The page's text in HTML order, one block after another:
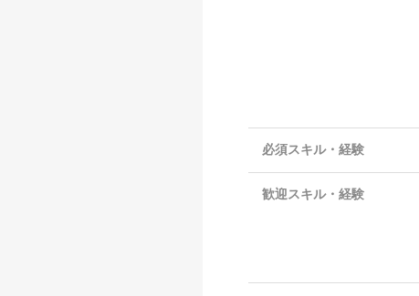
必須スキル・経験
歓迎スキル・経験